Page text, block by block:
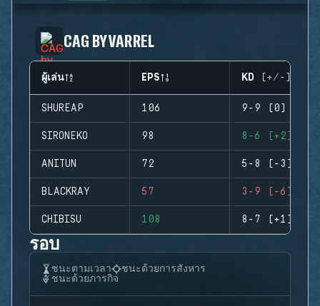
CAG BY VARREL
ผู้เล่น EPS KD (+/-)
SHUREAP 106 9-9 (0)
SIRONEKO 98 8-6 (+2)
ANITUN 72 5-8 (-3)
BLACKRAY 57 3-9 (-6)
CHIBISU 108 8-7 (+1)
รอบ
ชนะตามเวลา
ชนะด้วยการสังหาร
ชนะด้วยภารกิจ